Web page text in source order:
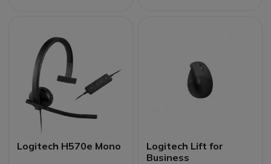
Logitech H570e Mono
Logitech Lift for
Business